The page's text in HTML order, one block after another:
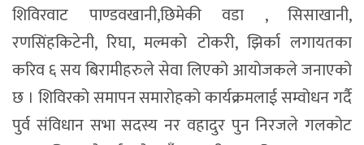
शिविरवाट पाण्डवखानी,छिमेकी वडा , सिसाखानी,
रणसिंहकिटेनी, रिघा, मल्मको टोकरी, झिर्का लगायतका
करिव ६ सय बिरामीहरुले सेवा लिएको आयोजकले जनाएको
छ । शिविरको समापन समारोहको कार्यक्रमलाई सम्वोधन गर्दै
पुर्व संविधान सभा सदस्य नर वहादुर पुन निरजले गलकोट